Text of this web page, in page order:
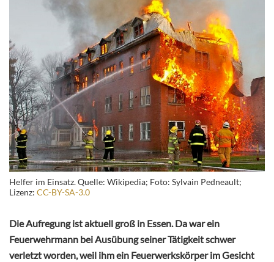
Helfer im Einsatz. Quelle: Wikipedia; Foto: Sylvain Pedneault;
Lizenz: CC-BY-SA-3.0
Die Aufregung ist aktuell groß in Essen. Da war ein
Feuerwehrmann bei Ausübung seiner Tätigkeit schwer
verletzt worden, weil ihm ein Feuerwerkskörper im Gesicht